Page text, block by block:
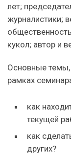
лет;
журналистики;
кукол; автор и
Основные
рамках
как
текущей
как
других?